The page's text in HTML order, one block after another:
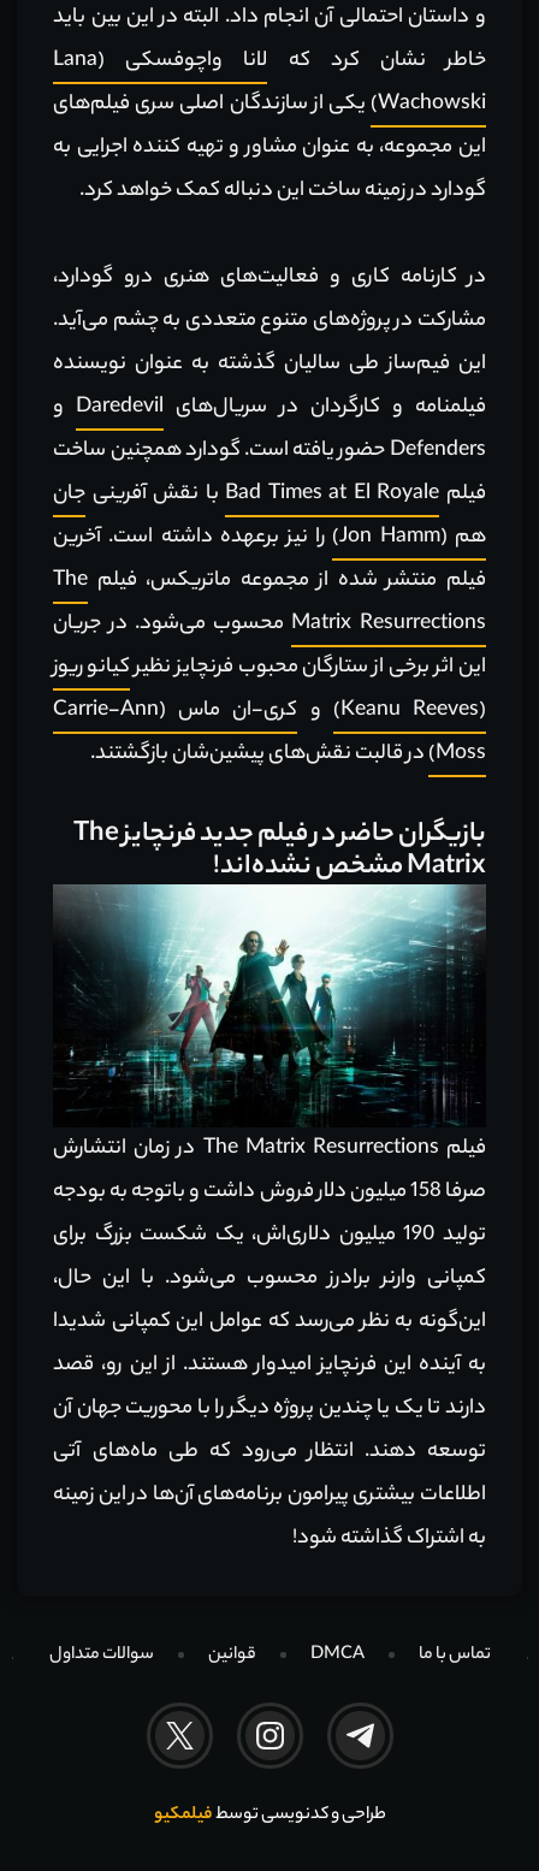
و داستان احتمالی آن انجام داد. البته در این بین باید
خاطر نشان کرد که
لانا واچوفسکی (Lana
Wachowski) یکی از سازندگان اصلی سری فیلم‌های
این مجموعه، به عنوان مشاور و تهیه کننده اجرایی به
گودارد در زمینه ساخت این دنباله کمک خواهد کرد.
در کارنامه کاری و فعالیت‌های هنری درو گودارد،
مشارکت در پروژه‌های متنوع متعددی به چشم می‌آید.
این فیم‌ساز طی سالیان گذشته به عنوان نویسنده
فیلمنامه و کارگردان در سریال‌های Daredevil و
Defenders حضور یافته است. گودارد همچنین ساخت
فیلم Bad Times at El Royale با نقش آفرینی جان
هم (Jon Hamm)
را نیز برعهده داشته است. آخرین
فیلم منتشر شده از مجموعه ماتریکس، فیلم The
Matrix Resurrections محسوب می‌شود. در جریان
این اثر برخی از ستارگان محبوب فرنچایز نظیرکیانو ریوز
(Keanu Reeves)
و
کری-ان ماس (Carrie-Ann
Moss) در قالبت نقش‌های پیشین‌شان بازگشتند.
بازیگران حاضر در فیلم جدید فرنچایز The
Matrix مشخص نشده‌اند!
فیلم The Matrix Resurrections در زمان انتشارش
صرفا 158 میلیون دلار فروش داشت و باتوجه به بودجه
تولید 190 میلیون دلاری‌اش، یک شکست بزرگ برای
کمپانی وارنر برادرز محسوب می‌شود. با این حال،
این‌گونه به نظر می‌رسد که عوامل این کمپانی شدیدا
به آینده این فرنچایز امیدوار هستند. از این رو، قصد
دارند تا یک یا چندین پروژه دیگر را با محوریت جهان آن
توسعه دهند. انتظار می‌رود که طی ماه‌های آتی
اطلاعات بیشتری پیرامون برنامه‌های آن‌ها در این زمینه
به اشتراک گذاشته شود!
تماس با ما DMCA قوانین سوالات متداول
طراحی و کدنویسی توسطفیلمکیو